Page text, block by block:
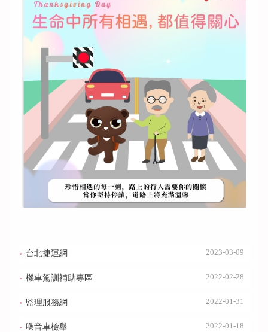
台北捷運網 2023-03-09
機車駕訓補助專區 2022-02-28
監理服務網 2022-01-31
噪音車檢舉 2022-01-18